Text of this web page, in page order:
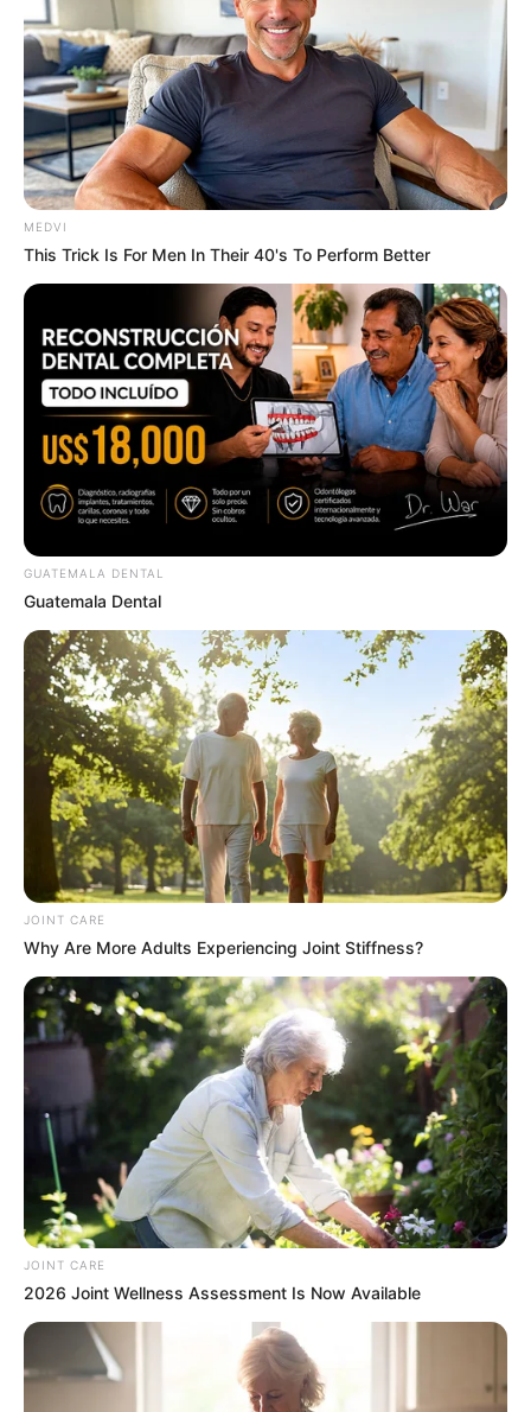
Disaster!
BUZZDAY
Remember Hensel Twins? Take A Deep Breath
Before You See Them Now
Man Teaches Lesson To Seat-Kicking Kid And
Mom – Watch!
BUZZDAY
Arthrologist Begs To Stop Buying Knee Braces -
Do This Instead
FORGE BODY
Owning $10k+ In Medical Bills Or Loans? Stop
Paying Interest Immediately
MEDVI
This Trick Is For Men In Their 40's To Perform Better
GUATEMALA DENTAL
Guatemala Dental
JOINT CARE
Why Are More Adults Experiencing Joint Stiffness?
JOINT CARE
2026 Joint Wellness Assessment Is Now Available